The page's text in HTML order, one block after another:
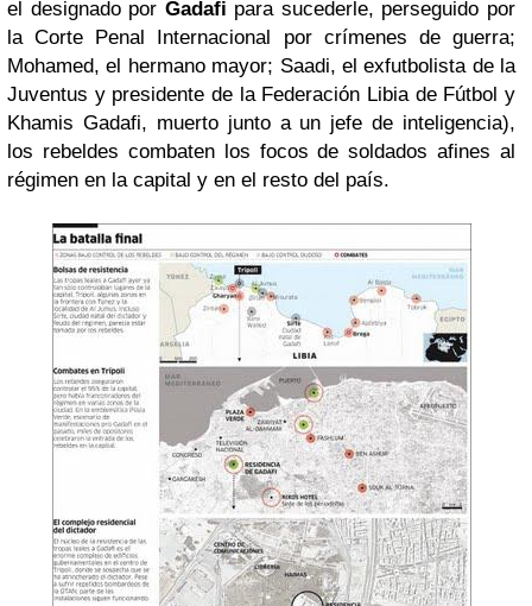
el designado por Gadafi para sucederle, perseguido por
la Corte Penal Internacional por crímenes de guerra;
Mohamed, el hermano mayor; Saadi, el exfutbolista de la
Juventus y presidente de la Federación Libia de Fútbol y
Khamis Gadafi, muerto junto a un jefe de inteligencia),
los rebeldes combaten los focos de soldados afines al
régimen en la capital y en el resto del país.